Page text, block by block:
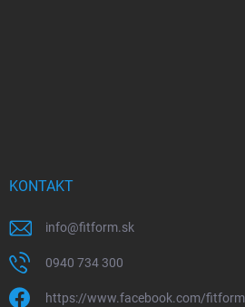
KONTAKT
info@fitform.sk
0940 734 300
https://www.facebook.com/